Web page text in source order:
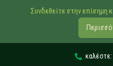
καλέστε:
Συνδεθείτε στην επίσημη